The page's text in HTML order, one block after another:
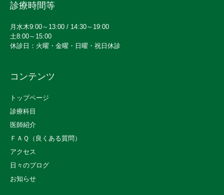
診療時間等
月水木9:00～13:00 / 14:30～19:00
土8:00～15:00
休診日：火曜・金曜・日曜・祝日休診
コンテンツ
トップページ
診療科目
医師紹介
ＦＡＱ（良くある質問）
アクセス
日々のブログ
お知らせ